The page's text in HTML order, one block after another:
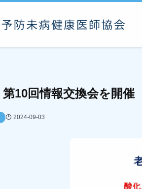
第10回情報交換会を開催
2024-09-03